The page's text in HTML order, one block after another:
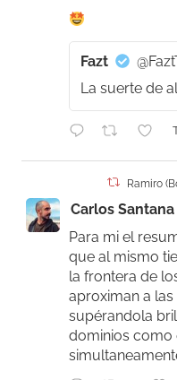
Fazt
La suerte de
Ramiro
Carlos Santana
Para mi el
que al mismo
la frontera de
aproximan a
supérandola
dominios como